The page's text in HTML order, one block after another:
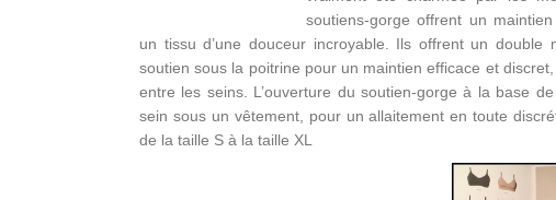
soutiens-gorge offrent un
un tissu d’une douceur incroyable. Ils offrent un double
soutien sous la poitrine pour un maintien efficace et
entre les seins. L’ouverture du soutien-gorge à la base
sein sous un vêtement, pour un allaitement en toute
de la taille S à la taille XL